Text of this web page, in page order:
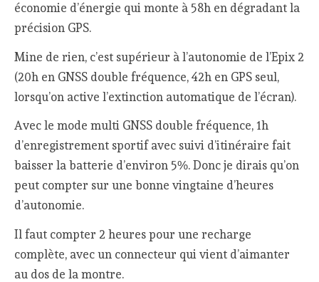
économie d’énergie qui monte à 58h en dégradant la
précision GPS.
Mine de rien, c’est supérieur à l’autonomie de l’Epix 2
(20h en GNSS double fréquence, 42h en GPS seul,
lorsqu’on active l’extinction automatique de l’écran).
Avec le mode multi GNSS double fréquence, 1h
d’enregistrement sportif avec suivi d’itinéraire fait
baisser la batterie d’environ 5%. Donc je dirais qu’on
peut compter sur une bonne vingtaine d’heures
d’autonomie.
Il faut compter 2 heures pour une recharge
complète, avec un connecteur qui vient d’aimanter
au dos de la montre.